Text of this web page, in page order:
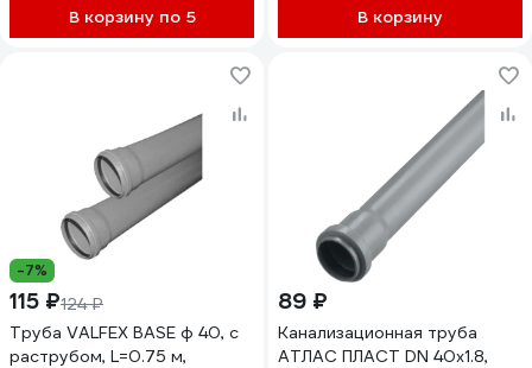
В корзину по 5 В корзину
-7%
115 ₽124 ₽
Труба VALFEX BASE ф 40, с
раструбом, L=0.75 м,
89 ₽
Канализационная труба
АТЛАС ПЛАСТ DN 40x1.8,